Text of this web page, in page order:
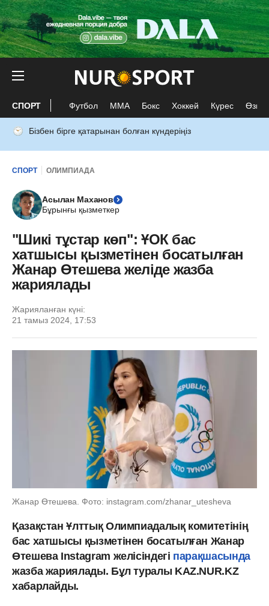
СПОРТ Футбол ММА Бокс Хоккей Күрес Өзге
Бізбен бірге қатарынан болған күндеріңіз
СПОРТ ОЛИМПИАДА
Асылан Маханов
Бұрынғы қызметкер
"Шикі тұстар көп": ҰОК бас
хатшысы қызметінен босатылған
Жанар Өтешева желіде жазба
жариялады
Жарияланған күні:
21 тамыз 2024, 17:53
Жанар Өтешева. Фото: instagram.com/zhanar_utesheva
Қазақстан Ұлттық Олимпиадалық комитетінің
бас хатшысы қызметінен босатылған Жанар
Өтешева Instagram желісіндегі парақшасында
жазба жариялады. Бұл туралы KAZ.NUR.KZ
хабарлайды.